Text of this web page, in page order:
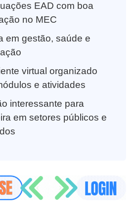
EAD com boa
no MEC
em gestão, saúde e
virtual organizado
e atividades
interessante para
em setores públicos e